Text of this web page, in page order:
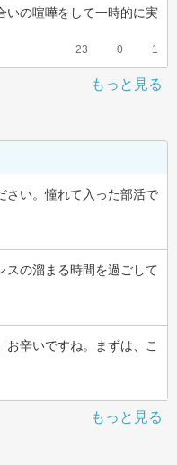
の喧嘩をして一時的に実
23 0 1
もっと見る
さい。憧れて入った部活で
スの溜まる時間を過ごして
辛いですね。まずは、こ
もっと見る